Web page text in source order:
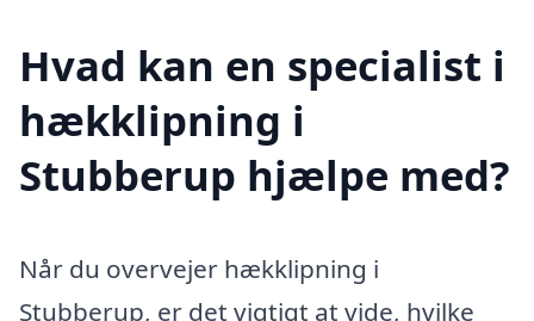
Hvad kan en specialist i
hækklipning i
Stubberup hjælpe med?
Når du overvejer hækklipning i
Stubberup, er det vigtigt at vide, hvilke